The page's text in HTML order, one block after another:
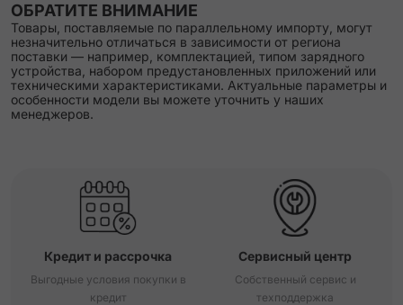
ОБРАТИТЕ ВНИМАНИЕ
Товары, поставляемые по параллельному импорту, могут
незначительно отличаться в зависимости от региона
поставки — например, комплектацией, типом зарядного
устройства, набором предустановленных приложений или
техническими характеристиками. Актуальные параметры и
особенности модели вы можете уточнить у наших
менеджеров.
Кредит и рассрочка
Выгодные условия покупки в
кредит
Сервисный центр
Собственный сервис и
техподдержка